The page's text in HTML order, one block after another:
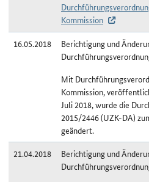
Kommission
16.05.2018
Berichtigung und
Mit
Kommission,
Juli 2018, wurde die
2015/2446 (UZK-DA)
geändert.
21.04.2018
Berichtigung und